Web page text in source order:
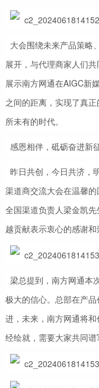
大会围绕未来产品策略
展开，与代理商家人们
展示南方网通在AIGC新
之间的距离，实现了真
所未有的时代。
感恩相伴，砥砺奋进新
昨日共创，今日共济，
渠道商交流大会在温馨
全国渠道负责人梁金凯
越贡献表示衷心的感谢和
梁总提到，南方网通本
极大的信心。总部在产
进，未来，南方网通将
经绘就，需要大家共同谱